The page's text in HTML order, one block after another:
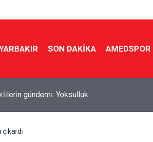
SON DAKIKA AMEDSPOR
forması giyecek